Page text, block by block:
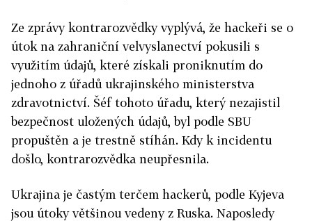
Ze zprávy kontrarozvědky vyplývá, že hackeři se o
útok na zahraniční velvyslanectví pokusili s
využitím údajů, které získali proniknutím do
jednoho z úřadů ukrajinského ministerstva
zdravotnictví. Šéf tohoto úřadu, který nezajistil
bezpečnost uložených údajů, byl podle SBU
propuštěn a je trestně stíhán. Kdy k incidentu
došlo, kontrarozvědka neupřesnila.
Ukrajina je častým terčem hackerů, podle Kyjeva
jsou útoky většinou vedeny z Ruska. Naposledy